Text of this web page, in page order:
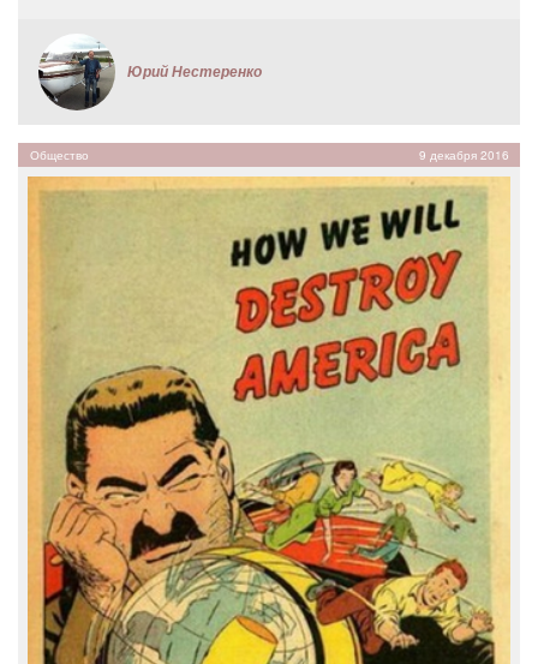
Юрий Нестеренко
Общество 9 декабря 2016